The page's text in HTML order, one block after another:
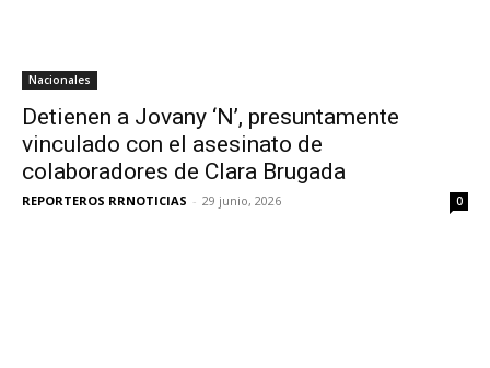
Nacionales
Detienen a Jovany ‘N’, presuntamente
vinculado con el asesinato de
colaboradores de Clara Brugada
REPORTEROS RRNOTICIAS - 29 junio, 2026 0